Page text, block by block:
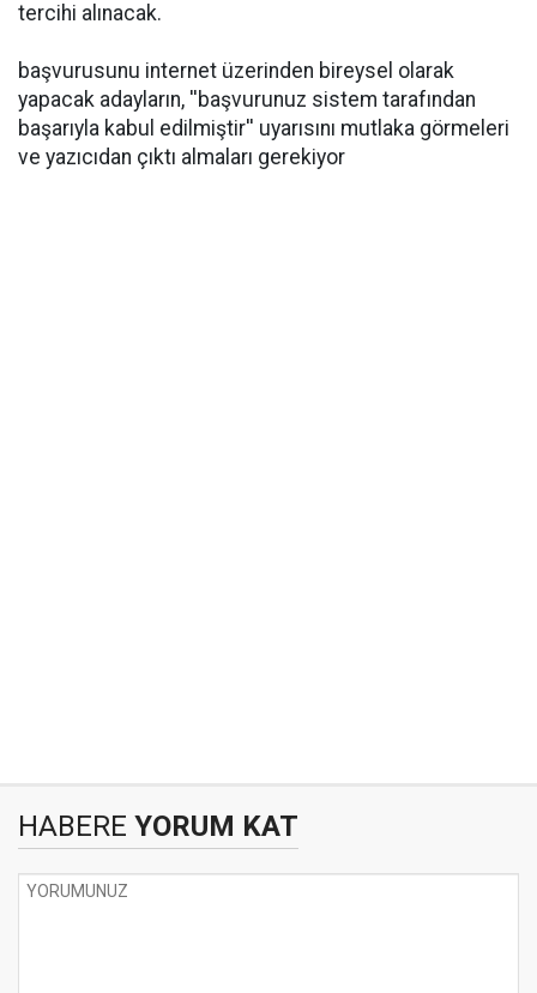
tercihi alınacak.
başvurusunu internet üzerinden bireysel olarak
yapacak adayların, ''başvurunuz sistem tarafından
başarıyla kabul edilmiştir'' uyarısını mutlaka görmeleri
ve yazıcıdan çıktı almaları gerekiyor
HABERE YORUM KAT